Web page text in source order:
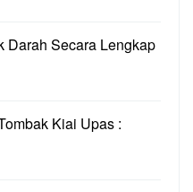
Darah Secara Lengkap
Kiai Upas :